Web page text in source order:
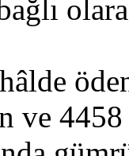
ve